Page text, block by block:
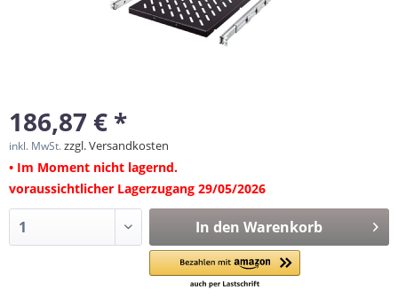
186,87 € *
inkl. MwSt.zzgl. Versandkosten
• Im Moment nicht lagernd.
voraussichtlicher Lagerzugang 29/05/2026
In den Warenkorb